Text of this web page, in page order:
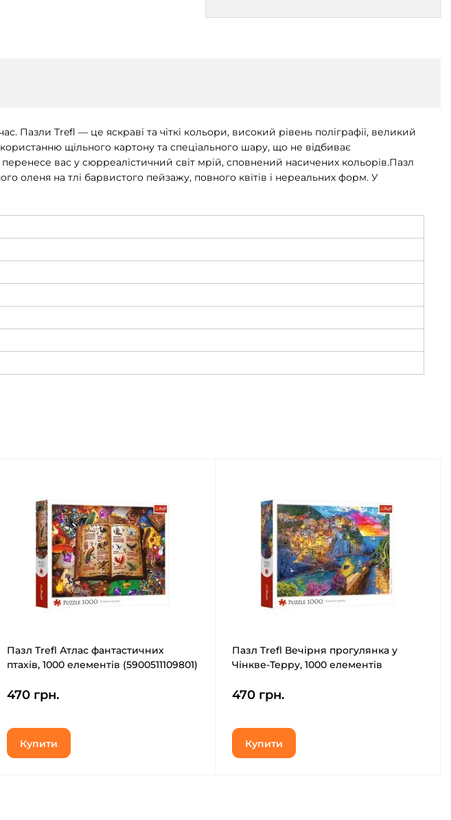
Trefl — це яскраві та чіткі кольори, високий рівень поліграфії, великий
щільного картону та спеціального шару, що не відбиває
вас у сюрреалістичний світ мрій, сповнений насичених кольорів.Пазл
оленя на тлі барвистого пейзажу, повного квітів і нереальних форм. У
Пазл Trefl Атлас фантастичних
птахів, 1000 елементів (5900511109801)
470 грн.
Купити
Пазл Trefl Вечірня прогулянка у
Чінкве-Терру, 1000 елементів
470 грн.
Купити